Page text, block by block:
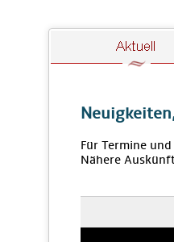
Für Termine
Nähere